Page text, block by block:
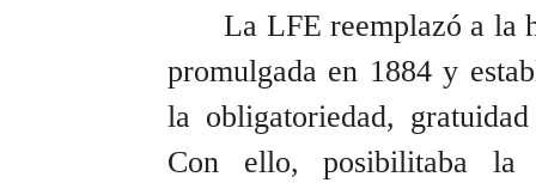
La LFE reemplazó a la
promulgada en 1884 y
la obligatoriedad,
Con ello, posibilitaba la